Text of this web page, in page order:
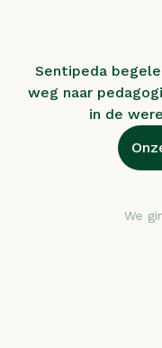
Sentipeda
weg naar
in de
We